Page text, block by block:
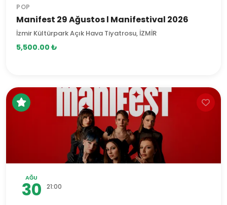
POP
Manifest 29 Ağustos l Manifestival 2026
İzmir Kültürpark Açık Hava Tiyatrosu, İZMİR
5,500.00 ₺
AĞU
30 21:00